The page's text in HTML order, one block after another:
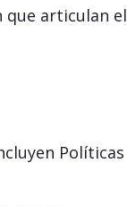
que articulan el
Políticas